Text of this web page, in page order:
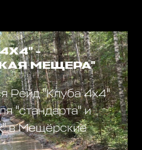
-
МЕЩЕРА"
Рейд "Клуба 4х4"
"стандарта" и
в Мещёрские